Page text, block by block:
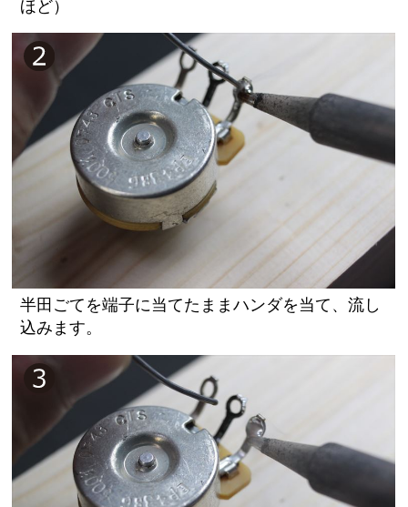
ほど）
半田ごてを端子に当てたままハンダを当て、流し
込みます。